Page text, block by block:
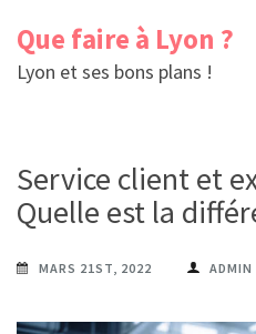
contenu
Que faire à Lyon ?
Lyon et ses bons plans !
Service client et
Quelle est la
MARS 21ST, 2022 ADMIN